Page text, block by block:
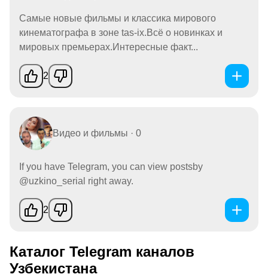
Самые новые фильмы и классика мирового
кинематографа в зоне tas-ix.Всё о новинках и
мировых премьерах.Интересные факт...
2
Видео и фильмы · 0
If you have Telegram, you can view postsby
@uzkino_serial right away.
2
Каталог Telegram каналов
Узбекистана